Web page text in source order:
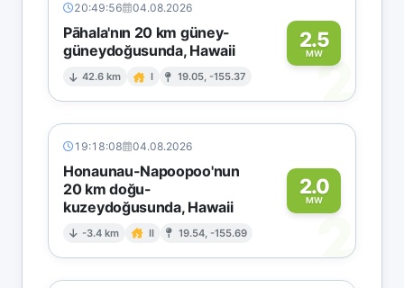
20:49:56 04.08.2026
Pāhala'nın 20 km güney-
güneydoğusunda, Hawaii
42.6 km I 19.05, -155.37
2.5
MW2
19:18:08 04.08.2026
Honaunau-Napoopoo'nun
20 km doğu-
kuzeydoğusunda, Hawaii
-3.4 km II 19.54, -155.69
2.0
MW
2